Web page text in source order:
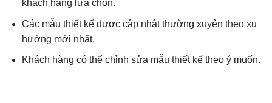
khách hàng lựa chọn.
Các mẫu thiết kế được cập nhật thường xuyên theo xu
hướng mới nhất.
Khách hàng có thể chỉnh sửa mẫu thiết kế theo ý muốn.